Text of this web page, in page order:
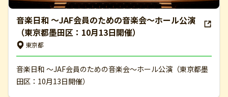
音楽日和 ～JAF会員のための音楽会～ホール公演
（東京都墨田区：10月13日開催）
東京都
音楽日和 ～JAF会員のための音楽会～ホール公演（東京都墨
田区：10月13日開催）